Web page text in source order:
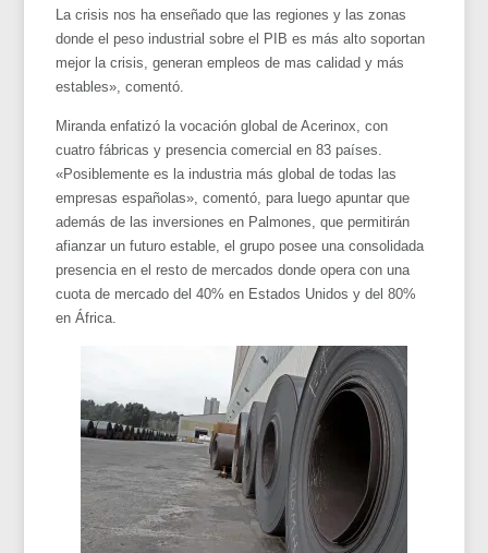
La crisis nos ha enseñado que las regiones y las zonas
donde el peso industrial sobre el PIB es más alto soportan
mejor la crisis, generan empleos de mas calidad y más
estables», comentó.
Miranda enfatizó la vocación global de Acerinox, con
cuatro fábricas y presencia comercial en 83 países.
«Posiblemente es la industria más global de todas las
empresas españolas», comentó, para luego apuntar que
además de las inversiones en Palmones, que permitirán
afianzar un futuro estable, el grupo posee una consolidada
presencia en el resto de mercados donde opera con una
cuota de mercado del 40% en Estados Unidos y del 80%
en África.